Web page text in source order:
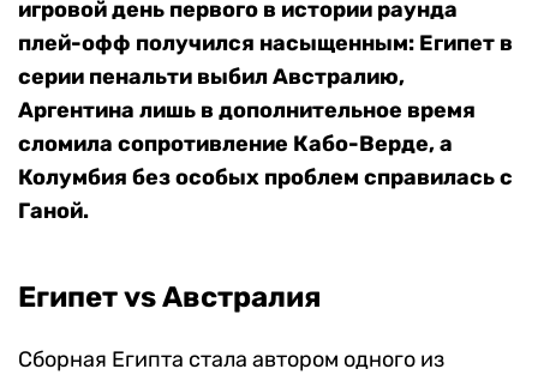
игровой день первого в истории раунда
плей-офф получился насыщенным: Египет в
серии пенальти выбил Австралию,
Аргентина лишь в дополнительное время
сломила сопротивление Кабо-Верде, а
Колумбия без особых проблем справилась с
Ганой.
Египет vs Австралия
Сборная Египта стала автором одного из